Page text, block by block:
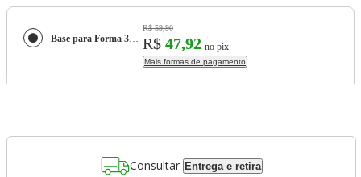
Base para Forma 3D Confeitaria Chocolate Gourmet Silikomart
R$ 59,90
R$ 47,92 no pix
Mais formas de pagamento
Consultar Entrega e retira